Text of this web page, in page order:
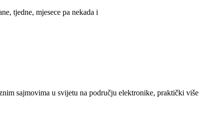
tjedne, mjesece pa nekada i
sajmovima u svijetu na području elektronike, praktički više